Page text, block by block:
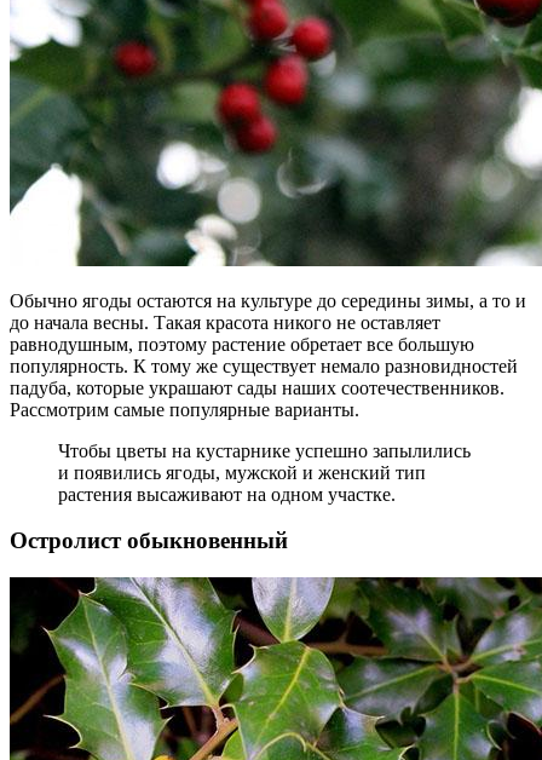
Обычно ягоды остаются на культуре до середины зимы, а то и
до начала весны. Такая красота никого не оставляет
равнодушным, поэтому растение обретает все большую
популярность. К тому же существует немало разновидностей
падуба, которые украшают сады наших соотечественников.
Рассмотрим самые популярные варианты.
Чтобы цветы на кустарнике успешно запылились
и появились ягоды, мужской и женский тип
растения высаживают на одном участке.
Остролист обыкновенный